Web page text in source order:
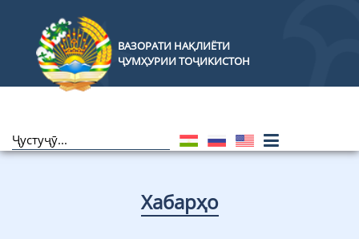
ВАЗОРАТИ НАҚЛИЁТИ
ҶУМҲУРИИ ТОҶИКИСТОН
Хабарҳо